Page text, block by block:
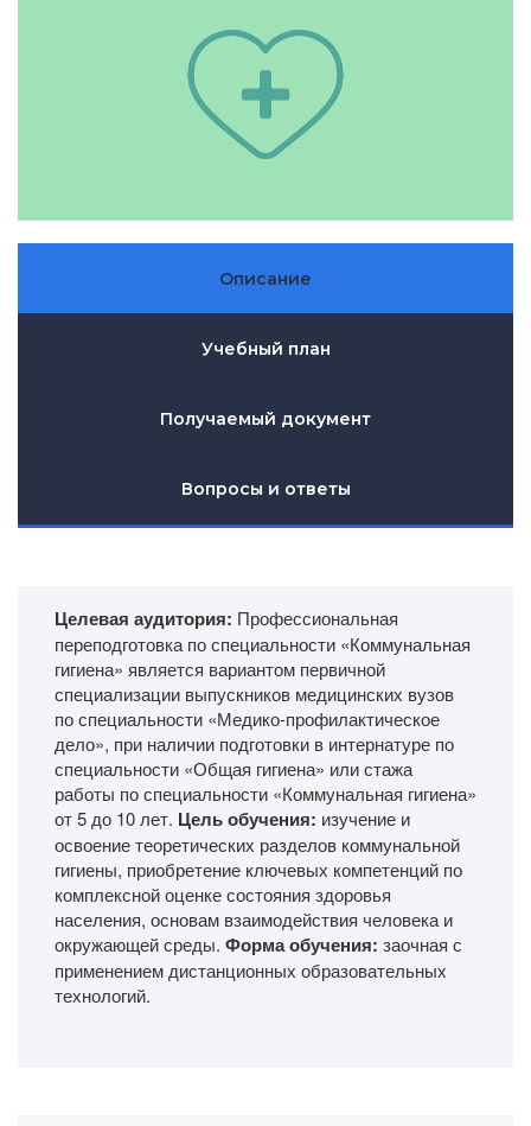
Описание
Учебный план
Получаемый документ
Вопросы и ответы
Целевая аудитория: Профессиональная
переподготовка по специальности «Коммунальная
гигиена» является вариантом первичной
специализации выпускников медицинских вузов
по специальности «Медико-профилактическое
дело», при наличии подготовки в интернатуре по
специальности «Общая гигиена» или стажа
работы по специальности «Коммунальная гигиена»
от 5 до 10 лет. Цель обучения: изучение и
освоение теоретических разделов коммунальной
гигиены, приобретение ключевых компетенций по
комплексной оценке состояния здоровья
населения, основам взаимодействия человека и
окружающей среды. Форма обучения: заочная с
применением дистанционных образовательных
технологий.